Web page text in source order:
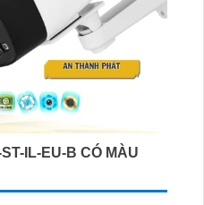
IL-EU-B CÓ MÀU